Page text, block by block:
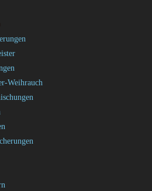
Weihrauch